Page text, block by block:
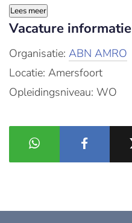
Lees meer
Vacature informatie
Organisatie: ABN AMRO
Locatie: Amersfoort
Opleidingsniveau: WO